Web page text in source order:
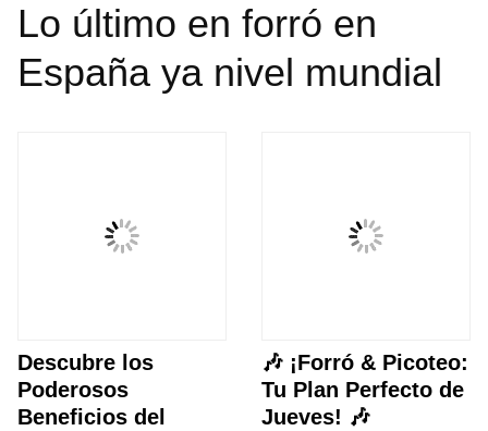
Lo último en forró en
España ya nivel mundial
Descubre los
Poderosos
Beneficios del
🎶 ¡Forró & Picoteo:
Tu Plan Perfecto de
Jueves! 🎶